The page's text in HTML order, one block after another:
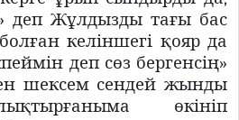
деп Жұлдызды тағы бас
келіншегі қояр да
деп сөз бергенсің»
шексем сендей жынды
өкініп